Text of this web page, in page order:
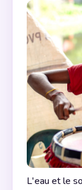
L'eau et le